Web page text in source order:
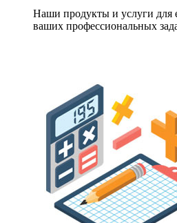
Наши продукты и услуги для
ваших профессиональных